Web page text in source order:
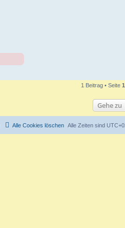
1 Beitrag • Seite 1
Gehe zu
Alle Zeiten sind
Alle Cookies löschen